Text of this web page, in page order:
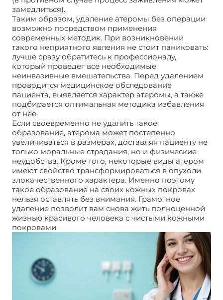
замедлиться).
Таким образом, удаление атеромы без операции
возможно посредством применения
современных методик. При возникновении
такого неприятного явления не стоит паниковать:
лучше сразу обратитесь к профессионалу,
который проведет все необходимые
неинвазивные вмешательства. Перед удалением
проводится медицинское обследование
пациента, выявляется характер атеромы, а также
подбирается оптимальная методика избавления
от нее.
Если своевременно не удалить такое
образование, атерома может постепенно
увеличиваться в размерах, доставляя пациенту не
только моральные страдания, но и физические
неудобства. Кроме того, некоторые виды атером
имеют свойство трансформироваться в опухоли
злокачественного характера. Именно поэтому
такое образование на своих кожных покровах
нельзя оставлять без внимания. Грамотное
удаление позволит вам снова жить полноценной
жизнью красивого человека с чистыми кожными
покровами.